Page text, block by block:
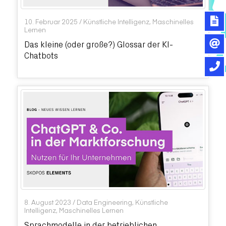
10. Februar 2025 / Künstliche Intelligenz, Maschinelles
Lernen
Das kleine (oder große?) Glossar der KI-
Chatbots
8. August 2023 / Data Engineering, Künstliche
Intelligenz, Maschinelles Lernen